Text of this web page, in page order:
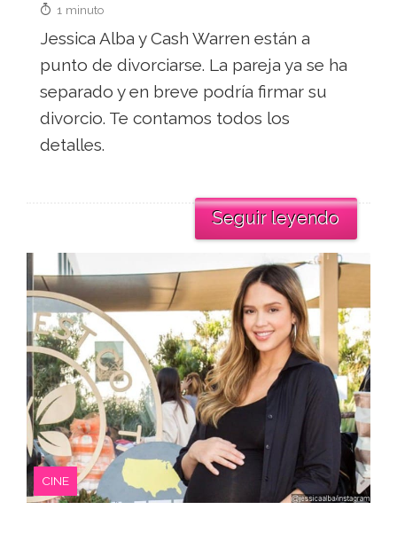
1 minuto
Jessica Alba y Cash Warren están a
punto de divorciarse. La pareja ya se ha
separado y en breve podría firmar su
divorcio. Te contamos todos los
detalles.
Seguir leyendo
CINE